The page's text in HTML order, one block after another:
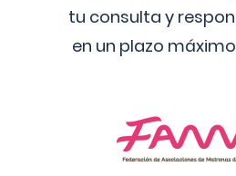
tu consulta y
en un plazo